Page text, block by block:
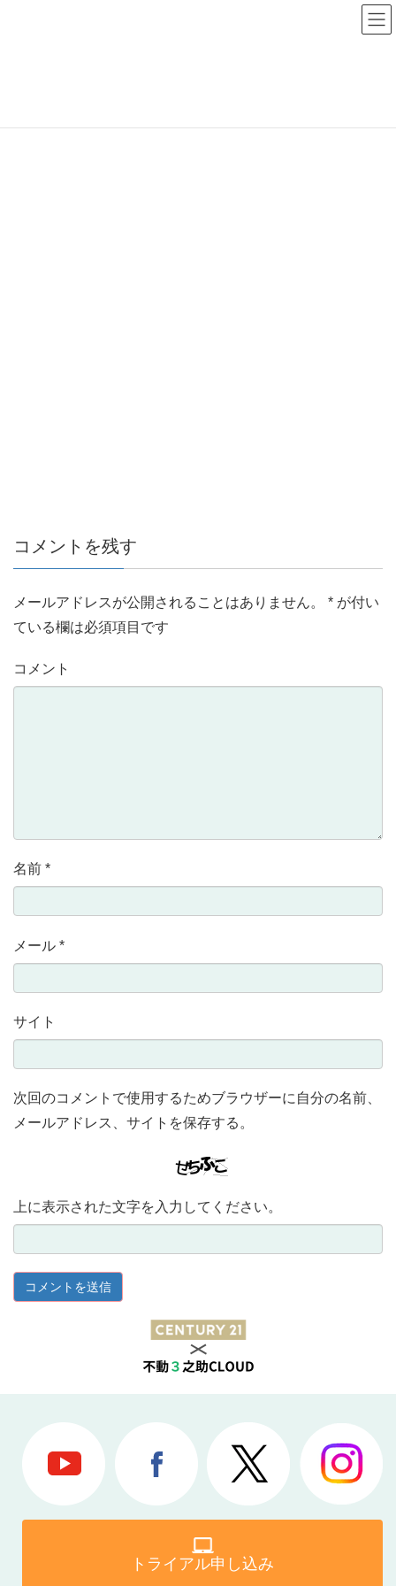
コメントを残す
メールアドレスが公開されることはありません。 * が付い
ている欄は必須項目です
コメント
名前 *
メール *
サイト
次回のコメントで使用するためブラウザーに自分の名前、
メールアドレス、サイトを保存する。
上に表示された文字を入力してください。
トライアル申し込み